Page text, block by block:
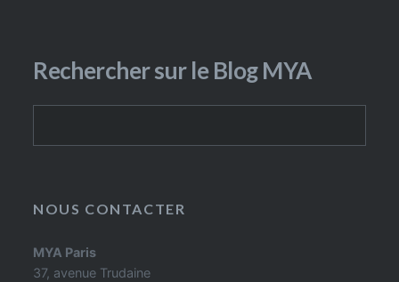
Rechercher sur le Blog MYA
NOUS CONTACTER
MYA Paris
37, avenue Trudaine